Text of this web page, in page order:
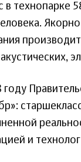
в технопарке
году
и